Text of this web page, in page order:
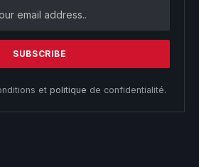
et politique de confidentialité.